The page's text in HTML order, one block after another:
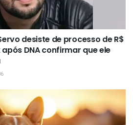
desiste de processo de R$
DNA confirmar que ele